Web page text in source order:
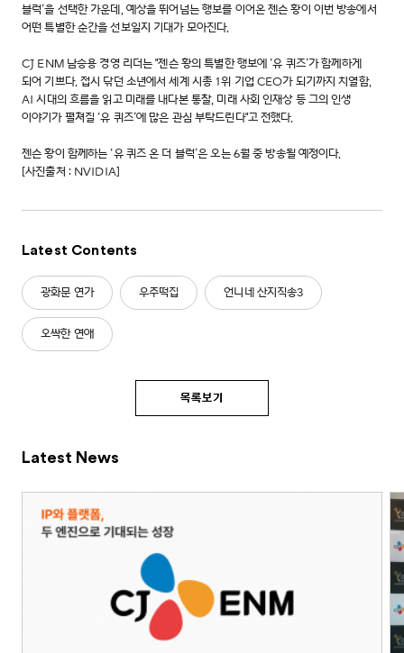
블럭’을 선택한 가운데, 예상을 뛰어넘는 행보를 이어온 젠슨 황이 이번 방송에서
어떤 특별한 순간을 선보일지 기대가 모아진다.
CJ ENM 남승용 경영 리더는 "젠슨 황의 특별한 행보에 ‘유 퀴즈’가 함께하게
되어 기쁘다. 접시 닦던 소년에서 세계 시총 1위 기업 CEO가 되기까지 치열함,
AI 시대의 흐름을 읽고 미래를 내다본 통찰, 미래 사회 인재상 등 그의 인생
이야기가 펼쳐질 ‘유 퀴즈’에 많은 관심 부탁드린다"고 전했다.
젠슨 황이 함께하는 ‘유 퀴즈 온 더 블럭’은 오는 6월 중 방송될 예정이다.
[사진출처 : NVIDIA]
Latest Contents
광화문 연가 우주떡집 언니네 산지직송3
오싹한 연애
목록보기
Latest News